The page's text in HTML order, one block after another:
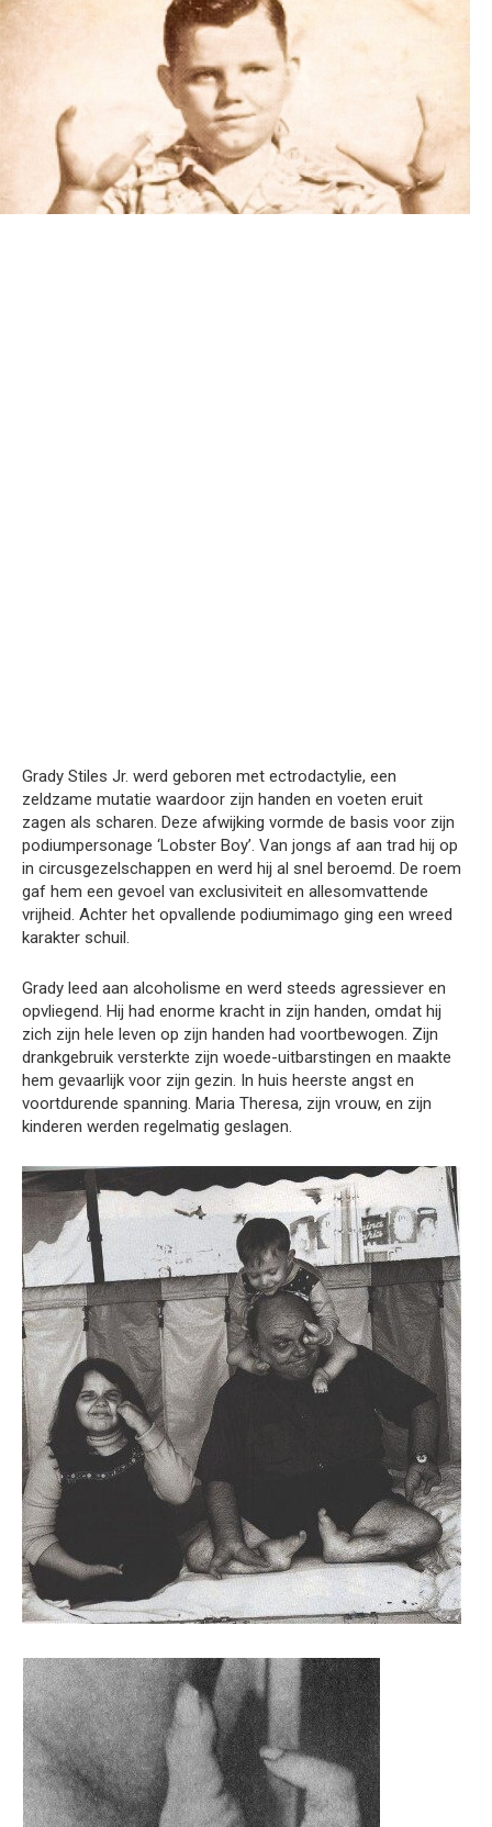
Grady Stiles Jr. werd geboren met ectrodactylie, een
zeldzame mutatie waardoor zijn handen en voeten eruit
zagen als scharen. Deze afwijking vormde de basis voor zijn
podiumpersonage ‘Lobster Boy’. Van jongs af aan trad hij op
in circusgezelschappen en werd hij al snel beroemd. De roem
gaf hem een gevoel van exclusiviteit en allesomvattende
vrijheid. Achter het opvallende podiumimago ging een wreed
karakter schuil.
Grady leed aan alcoholisme en werd steeds agressiever en
opvliegend. Hij had enorme kracht in zijn handen, omdat hij
zich zijn hele leven op zijn handen had voortbewogen. Zijn
drankgebruik versterkte zijn woede-uitbarstingen en maakte
hem gevaarlijk voor zijn gezin. In huis heerste angst en
voortdurende spanning. Maria Theresa, zijn vrouw, en zijn
kinderen werden regelmatig geslagen.